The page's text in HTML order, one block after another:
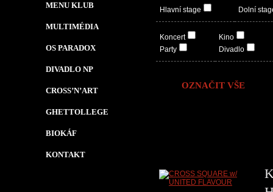
MENU KLUB
MULTIMÉDIA
OS PARADOX
DIVADLO NP
CROSS’N’ART
GHETTOLLEGE
BIOKÁF
KONTAKT
Hlavní stage Dolní
Koncert
Party
Kino
Divadlo
OZNAČIT VŠE